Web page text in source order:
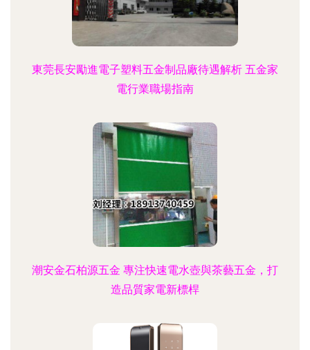
東莞長安勵進電子塑料五金制品廠待遇解析 五金家
電行業職場指南
潮安金石柏源五金 專注快速電水壺與茶藝五金，打
造品質家電新標桿